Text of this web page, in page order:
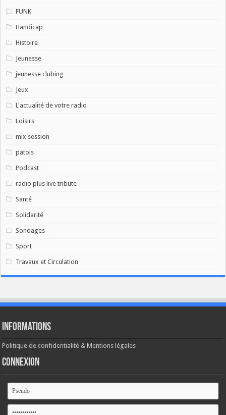
FUNK
Handicap
Histoire
Jeunesse
jeunesse clubing
Jeux
L'actualité de votre radio
Loisirs
mix session
patois
Podcast
radio plus live tribute
Santé
Solidarité
Sondages
Sport
Travaux et Circulation
Informations
Politique de confidentialité & Mentions légales
Connexion